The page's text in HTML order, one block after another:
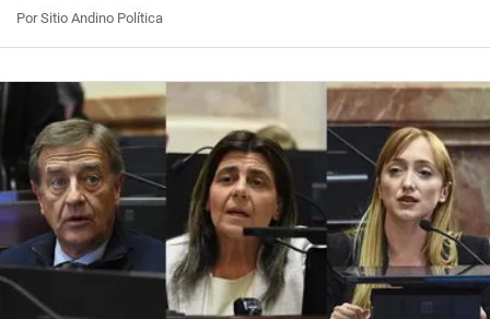
Por Sitio Andino Política